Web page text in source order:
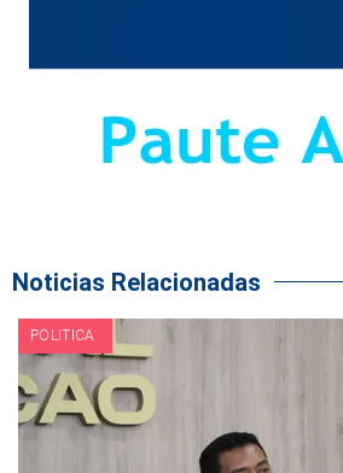
Noticias Relacionadas
POLITICA